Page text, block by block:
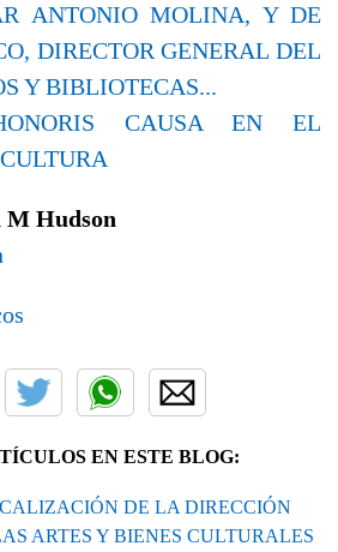
ANTONIO MOLINA, Y DE
DIRECTOR GENERAL DEL
Y BIBLIOTECAS...
CAUSA EN EL
M Hudson
EN ESTE BLOG:
DE LA DIRECCIÓN
ARTES Y BIENES CULTURALES